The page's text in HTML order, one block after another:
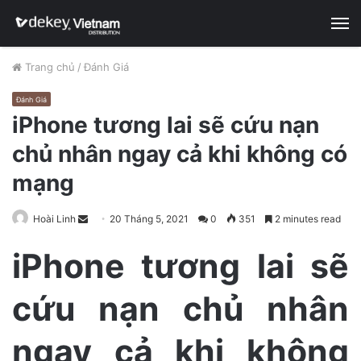
Trang chủ / Đánh Giá
Đánh Giá
iPhone tương lai sẽ cứu nạn
chủ nhân ngay cả khi không có
mạng
Hoài Linh
n
d
m
20 Tháng 5, 2021 0 351 2 minutes read
iPhone tương lai sẽ
cứu nạn chủ nhân
ngay cả khi không